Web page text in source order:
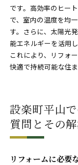
です。高効率のヒー
で、室内の温度を均
す。さらに、太陽光
能エネルギーを活用
これにより、リフォ
快適で持続可能な住
設楽町平山
質問とその
リフォームに必要